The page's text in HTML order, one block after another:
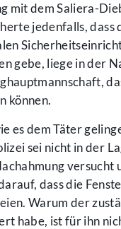
dem Saliera-
jedenfalls, dass
gebe, liege in der
können.
es dem Täter
sei nicht in der
versucht
dass die
Warum der
habe, ist für ihn